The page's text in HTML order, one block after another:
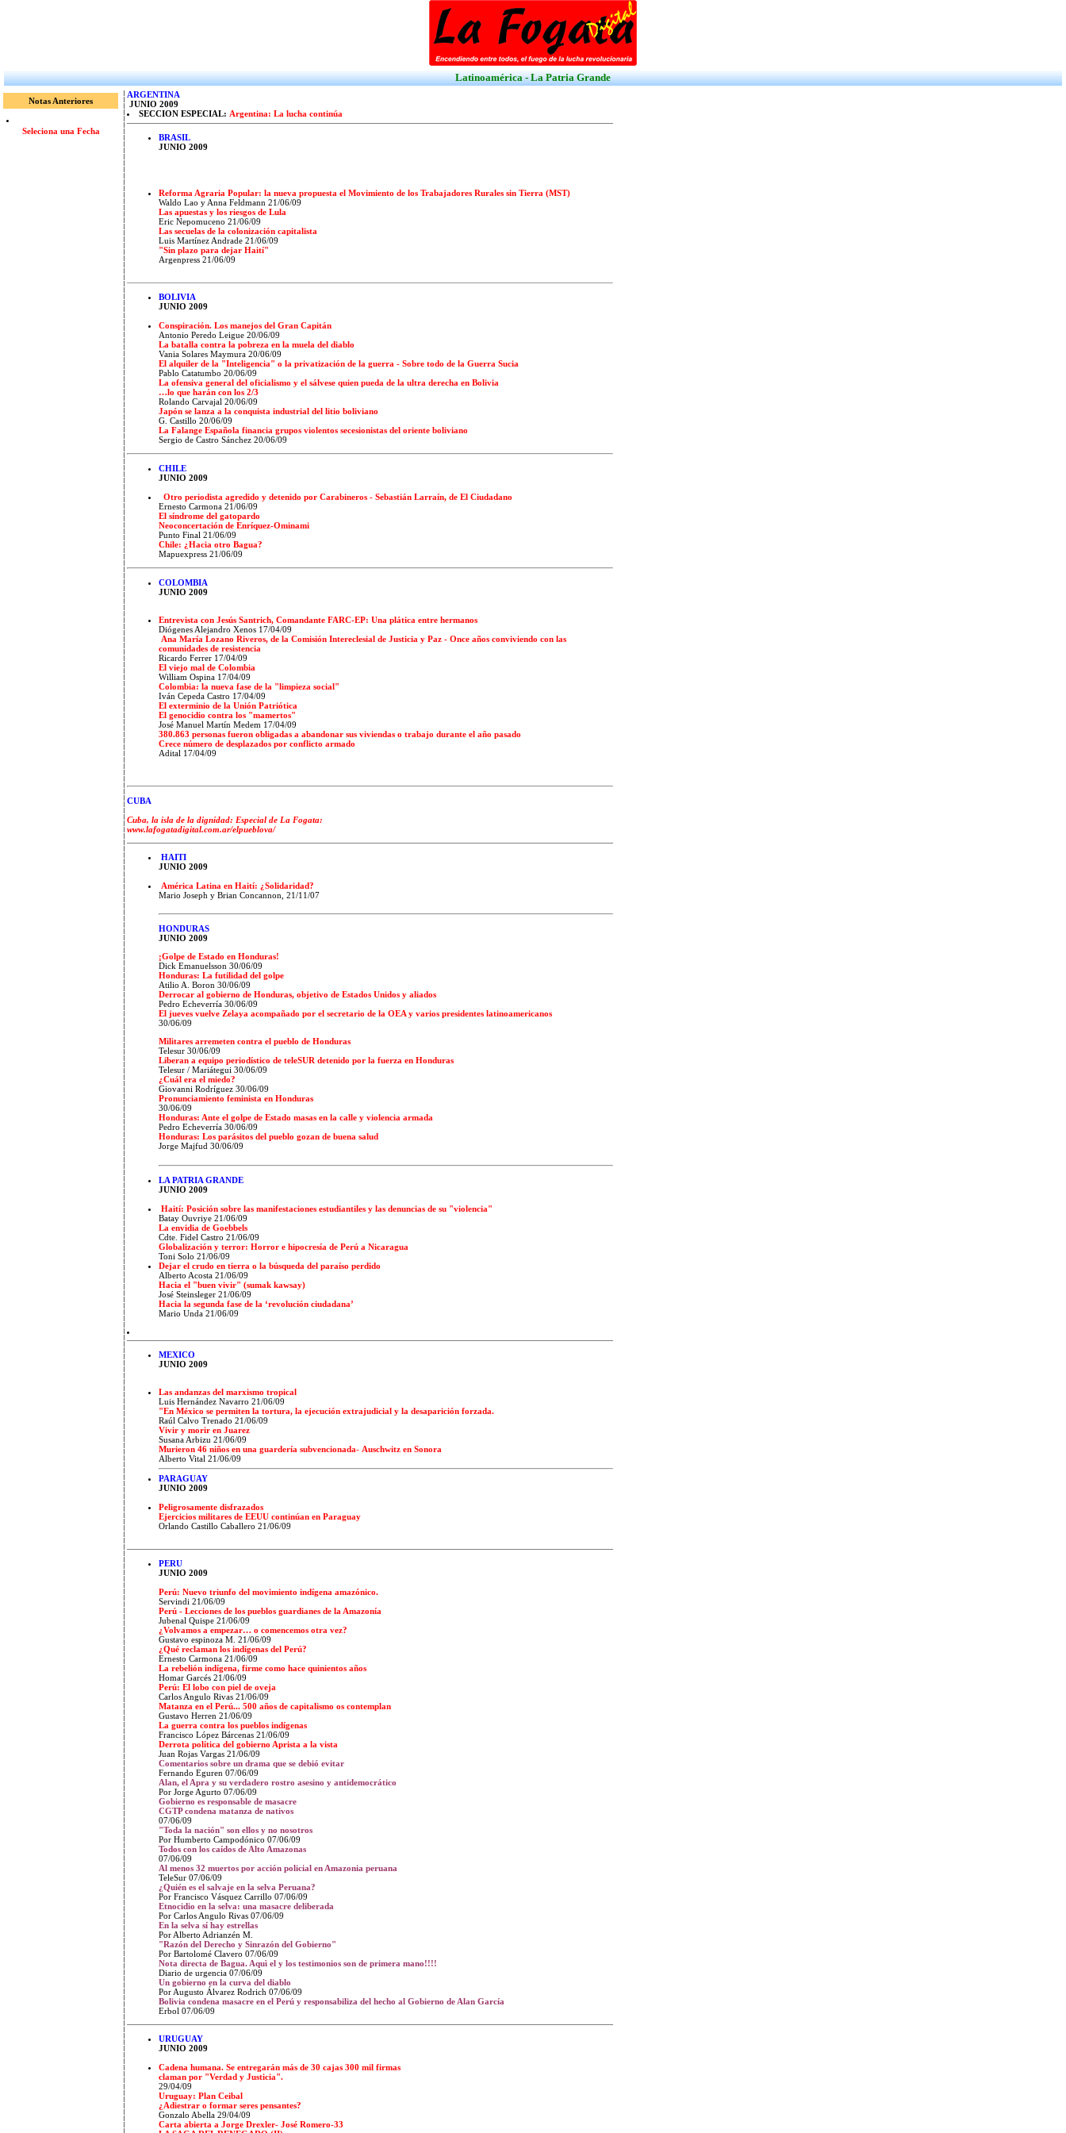
Latinoamérica - La Patria Grande
Notas Anteriores
Seleciona una Fecha
ARGENTINA
JUNIO 2009
SECCION ESPECIAL: Argentina: La lucha continúa
BRASIL
JUNIO 2009
Reforma Agraria Popular: la nueva propuesta el Movimiento de los Trabajadores Rurales sin Tierra (MST)
Waldo Lao y Anna Feldmann 21/06/09
Las apuestas y los riesgos de Lula
Eric Nepomuceno 21/06/09
Las secuelas de la colonización capitalista
Luis Martínez Andrade 21/06/09
"Sin plazo para dejar Haití"
Argenpress 21/06/09
BOLIVIA
JUNIO 2009
Conspiración. Los manejos del Gran Capitán
Antonio Peredo Leigue 20/06/09
La batalla contra la pobreza en la muela del diablo
Vania Solares Maymura 20/06/09
El alquiler de la "Inteligencia" o la privatización de la guerra - Sobre todo de la Guerra Sucia
Pablo Catatumbo 20/06/09
La ofensiva general del oficialismo y el sálvese quien pueda de la ultra derecha en Bolivia
…lo que harán con los 2/3
Rolando Carvajal 20/06/09
Japón se lanza a la conquista industrial del litio boliviano
G. Castillo 20/06/09
La Falange Española financia grupos violentos secesionistas del oriente boliviano
Sergio de Castro Sánchez 20/06/09
CHILE
JUNIO 2009
Otro periodista agredido y detenido por Carabineros - Sebastián Larraín, de El Ciudadano
Ernesto Carmona 21/06/09
El síndrome del gatopardo
Neoconcertación de Enríquez-Ominami
Punto Final 21/06/09
Chile: ¿Hacia otro Bagua?
Mapuexpress 21/06/09
COLOMBIA
JUNIO 2009
Entrevista con Jesús Santrich, Comandante FARC-EP: Una plática entre hermanos
Diógenes Alejandro Xenos 17/04/09
Ana María Lozano Riveros, de la Comisión Intereclesial de Justicia y Paz - Once años conviviendo con las
comunidades de resistencia
Ricardo Ferrer 17/04/09
El viejo mal de Colombia
William Ospina 17/04/09
Colombia: la nueva fase de la "limpieza social"
Iván Cepeda Castro 17/04/09
El exterminio de la Unión Patriótica
El genocidio contra los "mamertos"
José Manuel Martín Medem 17/04/09
380.863 personas fueron obligadas a abandonar sus viviendas o trabajo durante el año pasado
Crece número de desplazados por conflicto armado
Adital 17/04/09
CUBA
Cuba, la isla de la dignidad: Especial de La Fogata:
www.lafogatadigital.com.ar/elpueblova/
HAITI
JUNIO 2009
América Latina en Haití: ¿Solidaridad?
Mario Joseph y Brian Concannon, 21/11/07
HONDURAS
JUNIO 2009
¡Golpe de Estado en Honduras!
Dick Emanuelsson 30/06/09
Honduras: La futilidad del golpe
Atilio A. Boron 30/06/09
Derrocar al gobierno de Honduras, objetivo de Estados Unidos y aliados
Pedro Echeverría 30/06/09
El jueves vuelve Zelaya acompañado por el secretario de la OEA y varios presidentes latinoamericanos
30/06/09
Militares arremeten contra el pueblo de Honduras
Telesur 30/06/09
Liberan a equipo periodístico de teleSUR detenido por la fuerza en Honduras
Telesur / Mariátegui 30/06/09
¿Cuál era el miedo?
Giovanni Rodríguez 30/06/09
Pronunciamiento feminista en Honduras
30/06/09
Honduras: Ante el golpe de Estado masas en la calle y violencia armada
Pedro Echeverría 30/06/09
Honduras: Los parásitos del pueblo gozan de buena salud
Jorge Majfud 30/06/09
LA PATRIA GRANDE
JUNIO 2009
Haití: Posición sobre las manifestaciones estudiantiles y las denuncias de su "violencia"
Batay Ouvriye 21/06/09
La envidia de Goebbels
Cdte. Fidel Castro 21/06/09
Globalización y terror: Horror e hipocresía de Perú a Nicaragua
Toni Solo 21/06/09
Dejar el crudo en tierra o la búsqueda del paraíso perdido
Alberto Acosta 21/06/09
Hacia el "buen vivir" (sumak kawsay)
José Steinsleger 21/06/09
Hacia la segunda fase de la ‘revolución ciudadana’
Mario Unda 21/06/09
MEXICO
JUNIO 2009
Las andanzas del marxismo tropical
Luis Hernández Navarro 21/06/09
"En México se permiten la tortura, la ejecución extrajudicial y la desaparición forzada.
Raúl Calvo Trenado 21/06/09
Vivir y morir en Juarez
Susana Arbizu 21/06/09
Murieron 46 niños en una guardería subvencionada- Auschwitz en Sonora
Alberto Vital 21/06/09
PARAGUAY
JUNIO 2009
Peligrosamente disfrazados
Ejercicios militares de EEUU continúan en Paraguay
Orlando Castillo Caballero 21/06/09
PERU
JUNIO 2009
Perú: Nuevo triunfo del movimiento indígena amazónico.
Servindi 21/06/09
Perú - Lecciones de los pueblos guardianes de la Amazonía
Jubenal Quispe 21/06/09
¿Volvamos a empezar… o comencemos otra vez?
Gustavo espinoza M. 21/06/09
¿Qué reclaman los indígenas del Perú?
Ernesto Carmona 21/06/09
La rebelión indígena, firme como hace quinientos años
Homar Garcés 21/06/09
Perú: El lobo con piel de oveja
Carlos Angulo Rivas 21/06/09
Matanza en el Perú... 500 años de capitalismo os contemplan
Gustavo Herren 21/06/09
La guerra contra los pueblos indígenas
Francisco López Bárcenas 21/06/09
Derrota política del gobierno Aprista a la vista
Juan Rojas Vargas 21/06/09
Comentarios sobre un drama que se debió evitar
Fernando Eguren 07/06/09
Alan, el Apra y su verdadero rostro asesino y antidemocrático
Por Jorge Agurto 07/06/09
Gobierno es responsable de masacre
CGTP condena matanza de nativos
07/06/09
"Toda la nación" son ellos y no nosotros
Por Humberto Campodónico 07/06/09
Todos con los caídos de Alto Amazonas
07/06/09
Al menos 32 muertos por acción policial en Amazonia peruana
TeleSur 07/06/09
¿Quién es el salvaje en la selva Peruana?
Por Francisco Vásquez Carrillo 07/06/09
Etnocidio en la selva: una masacre deliberada
Por Carlos Angulo Rivas 07/06/09
En la selva sí hay estrellas
Por Alberto Adrianzén M.
"Razón del Derecho y Sinrazón del Gobierno"
Por Bartolomé Clavero 07/06/09
Nota directa de Bagua. Aquì el y los testimonios son de primera mano!!!!
Diario de urgencia 07/06/09
Un gobierno en la curva del diablo
Por Augusto Álvarez Rodrich 07/06/09
Bolivia condena masacre en el Perú y responsabiliza del hecho al Gobierno de Alan García
Erbol 07/06/09
URUGUAY
JUNIO 2009
Cadena humana. Se entregarán más de 30 cajas 300 mil firmas
claman por "Verdad y Justicia".
29/04/09
Uruguay: Plan Ceibal
¿Adiestrar o formar seres pensantes?
Gonzalo Abella 29/04/09
Carta abierta a Jorge Drexler- José Romero-33